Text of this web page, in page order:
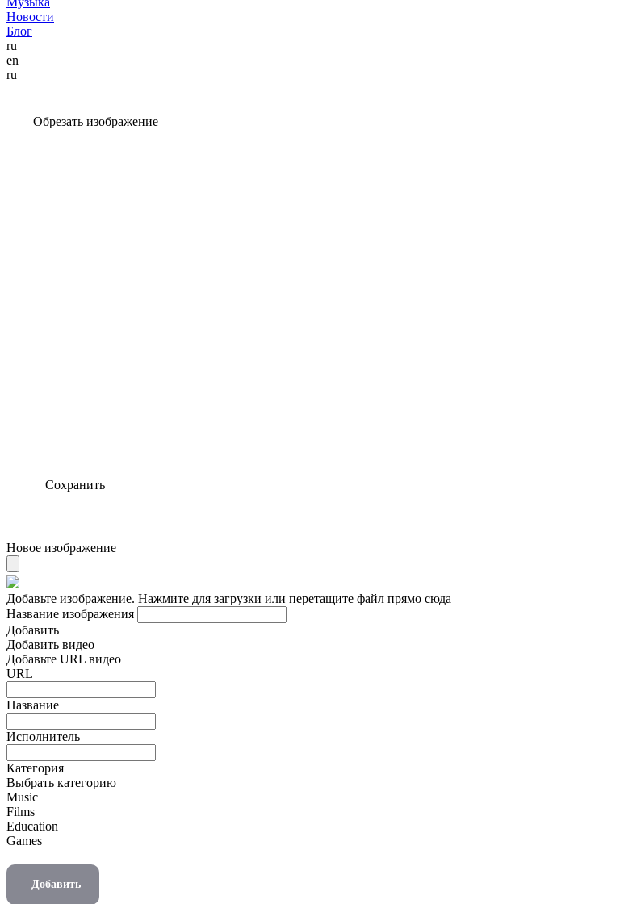
Новости
Блог
ru
en
ru
Обрезать изображение
Сохранить
Новое изображение
Добавьте изображение. Нажмите для загрузки или перетащите файл прямо сюда
Название изображения
Добавить
Добавить видео
Добавьте URL видео
URL
Название
Исполнитель
Категория
Выбрать категорию
Music
Films
Education
Games
Добавить